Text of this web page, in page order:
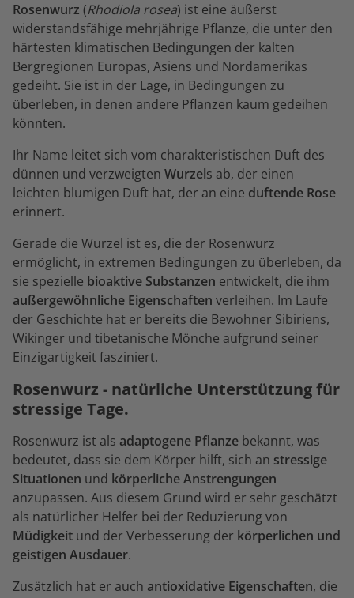
Rosenwurz (Rhodiola rosea) ist eine äußerst
widerstandsfähige mehrjährige Pflanze, die unter den
härtesten klimatischen Bedingungen der kalten
Bergregionen Europas, Asiens und Nordamerikas
gedeiht. Sie ist in der Lage, in Bedingungen zu
überleben, in denen andere Pflanzen kaum gedeihen
könnten.
Ihr Name leitet sich vom charakteristischen Duft des
dünnen und verzweigten Wurzels ab, der einen
leichten blumigen Duft hat, der an eine duftende Rose
erinnert.
Gerade die Wurzel ist es, die der Rosenwurz
ermöglicht, in extremen Bedingungen zu überleben, da
sie spezielle bioaktive Substanzen entwickelt, die ihm
außergewöhnliche Eigenschaften verleihen. Im Laufe
der Geschichte hat er bereits die Bewohner Sibiriens,
Wikinger und tibetanische Mönche aufgrund seiner
Einzigartigkeit fasziniert.
Rosenwurz - natürliche Unterstützung für
stressige Tage.
Rosenwurz ist als adaptogene Pflanze bekannt, was
bedeutet, dass sie dem Körper hilft, sich an stressige
Situationen und körperliche Anstrengungen
anzupassen. Aus diesem Grund wird er sehr geschätzt
als natürlicher Helfer bei der Reduzierung von
Müdigkeit und der Verbesserung der körperlichen und
geistigen Ausdauer.
Zusätzlich hat er auch antioxidative Eigenschaften, die